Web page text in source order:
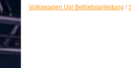
Volkswagen Up! Betriebsanleitung /